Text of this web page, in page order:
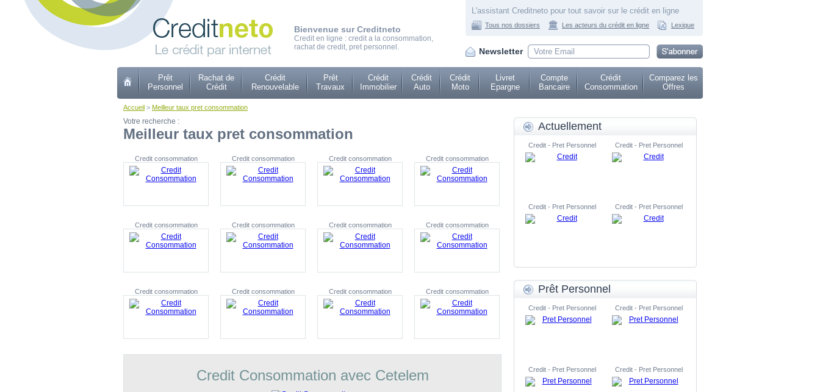
Bienvenue sur Creditneto
Credit en ligne : credit a la consommation,
rachat de credit, pret personnel.
L'assistant Creditneto pour tout savoir sur le crédit en ligne
Tous nos dossiers Les acteurs du crédit en ligne Lexique
Newsletter
Prêt
Personnel
Rachat de
Crédit
Crédit
Renouvelable
Prêt
Travaux
Crédit
Immobilier
Crédit
Auto
Crédit
Moto
Livret
Epargne
Compte
Bancaire
Crédit
Consommation
Comparez les
Offres
Accueil > Meilleur taux pret consommation
Votre recherche :
Meilleur taux pret consommation
Credit consommation Credit consommation Credit consommation Credit consommation
Credit consommation Credit consommation Credit consommation Credit consommation
Credit consommation Credit consommation Credit consommation Credit consommation
Credit Consommation avec Cetelem
Actuellement
Credit - Pret Personnel Credit - Pret Personnel
Credit - Pret Personnel Credit - Pret Personnel
Prêt Personnel
Credit - Pret Personnel Credit - Pret Personnel
Credit - Pret Personnel Credit - Pret Personnel